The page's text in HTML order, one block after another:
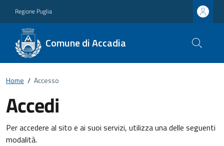
Regione Puglia
Comune di Accadia
Home / Accesso
Accedi
Per accedere al sito e ai suoi servizi, utilizza una delle seguenti
modalità.